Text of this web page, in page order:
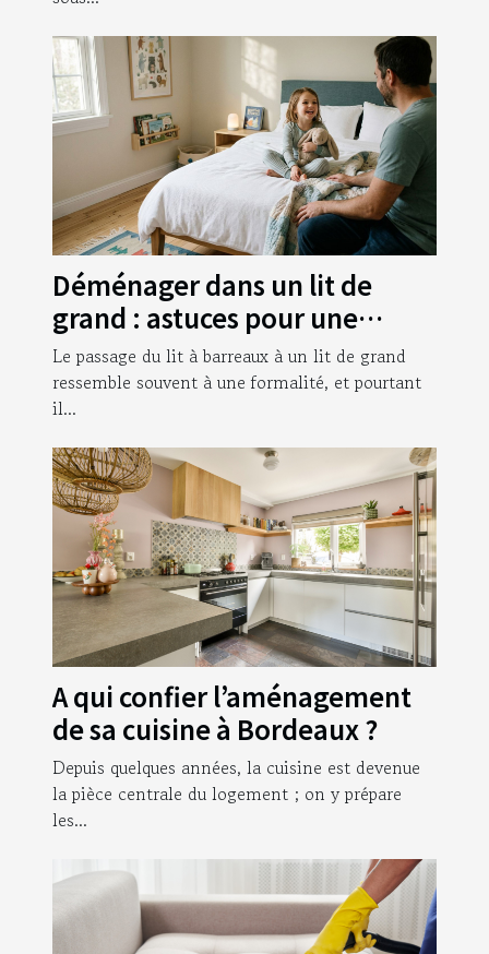
Déménager dans un lit de
grand : astuces pour une
transition sereine
Le passage du lit à barreaux à un lit de grand
ressemble souvent à une formalité, et pourtant
il...
A qui confier l’aménagement
de sa cuisine à Bordeaux ?
Depuis quelques années, la cuisine est devenue
la pièce centrale du logement ; on y prépare
les...